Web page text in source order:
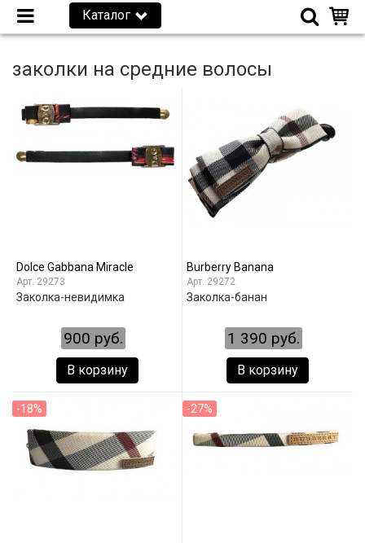
Каталог
заколки на средние волосы
Dolce Gabbana Miracle
29273
Заколка-невидимка
900 руб.
В корзину
Burberry Banana
29272
Заколка-банан
1 390 руб.
В корзину
-18% -27%